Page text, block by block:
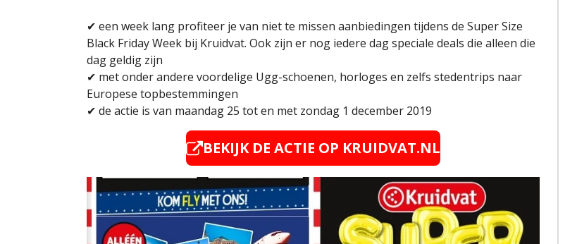
✔ een week lang profiteer je van niet te missen aanbiedingen tijdens de Super Size
Black Friday Week bij Kruidvat. Ook zijn er nog iedere dag speciale deals die alleen die
dag geldig zijn
✔ met onder andere voordelige Ugg-schoenen, horloges en zelfs stedentrips naar
Europese topbestemmingen
✔ de actie is van maandag 25 tot en met zondag 1 december 2019
BEKIJK DE ACTIE OP KRUIDVAT.NL